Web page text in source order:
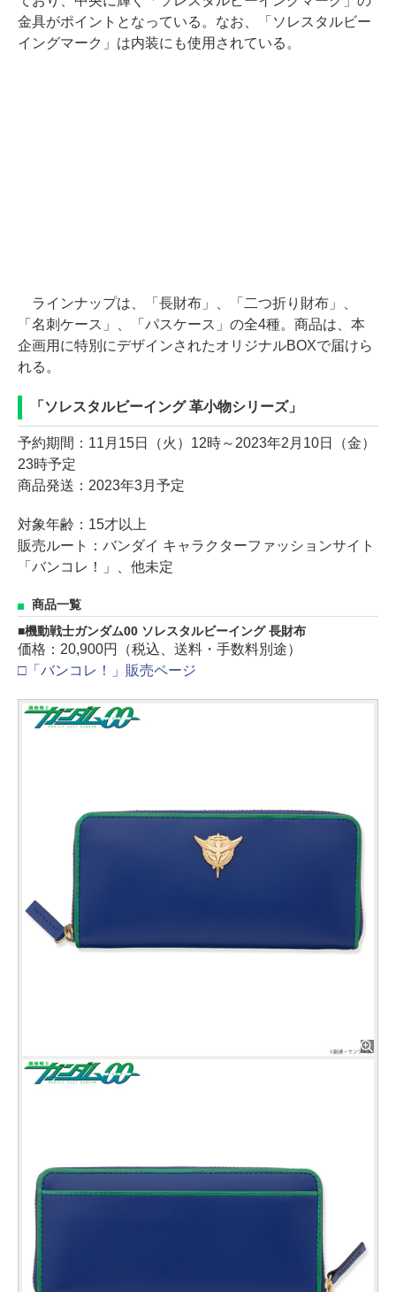
金具がポイントとなっている。なお、「ソレスタルビー
イングマーク」は内装にも使用されている。
ラインナップは、「長財布」、「二つ折り財布」、
「名刺ケース」、「パスケース」の全4種。商品は、本
企画用に特別にデザインされたオリジナルBOXで届けら
れる。
「ソレスタルビーイング 革小物シリーズ」
予約期間：11月15日（火）12時～2023年2月10日（金）
23時予定
商品発送：2023年3月予定
対象年齢：15才以上
販売ルート：バンダイ キャラクターファッションサイト
「バンコレ！」、他未定
商品一覧
機動戦士ガンダム00 ソレスタルビーイング 長財布
価格：20,900円（税込、送料・手数料別途）
□「バンコレ！」販売ページ